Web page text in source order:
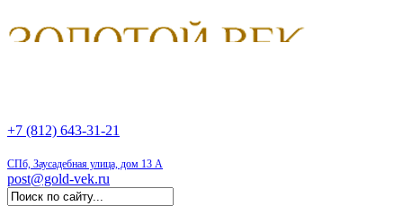
+7 (812) 643-31-21
СПб, Заусадебная улица, дом 13 А
post@gold-vek.ru